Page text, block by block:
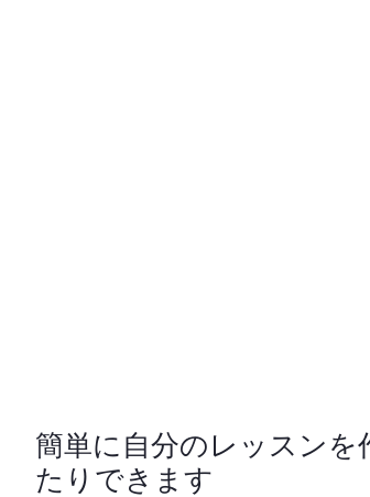
簡単に自分のレッスン
たりできます